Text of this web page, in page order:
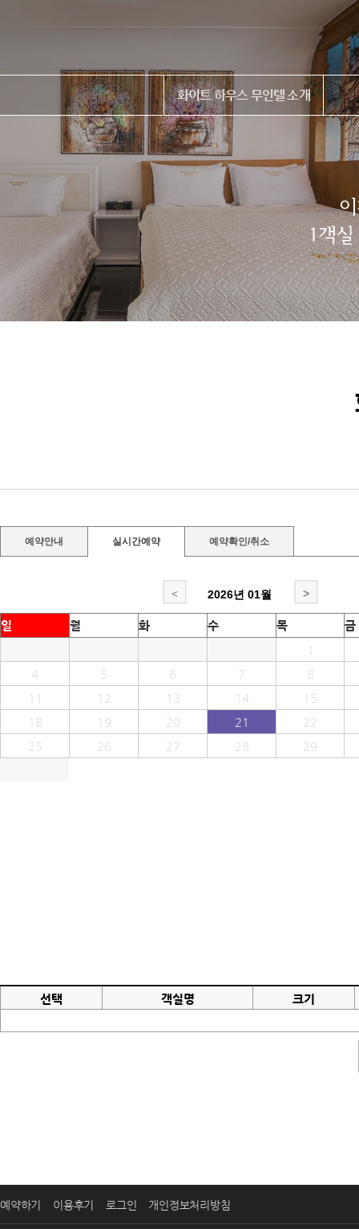
화이트 하우스 무인텔 소개
예약안내 실시간예약 예약확인/취소
< 2026년 01월 >
일 월 화 수 목
금
1
4
5 6 7
8
11
12 13 14
15
18
19 20 21
22
25
26 27 28 29
선택 객실명 크기
예약하기 이용후기 로그인 개인정보처리방침